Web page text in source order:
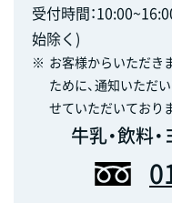
受付時間：
始除く)
※ お客様からいただき
ために、通知いただ
せていただいており
牛乳・飲料